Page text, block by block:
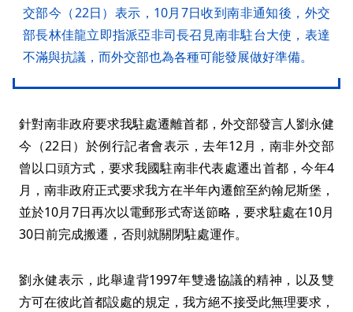
交部今（22日）表示，10月7日收到南非通知後，外交
部長林佳龍立即指派亞非司長召見南非駐台大使，表達
不滿與抗議，而外交部也為各種可能發展做好準備。
針對南非政府要求我駐處遷離首都，外交部發言人劉永健
今（22日）於例行記者會表示，去年12月，南非外交部
曾以口頭方式，要求我國駐南非代表處遷出首都，今年4
月，南非政府正式要求我方在半年內遷館至約翰尼斯堡，
並於10月7日再次以電郵形式寄送節略，要求駐處在10月
30日前完成搬遷，否則就關閉駐處運作。
劉永健表示，此舉違背1997年雙邊協議的精神，以及雙
方可在彼此首都設處的規定，我方絕不接受此無理要求，